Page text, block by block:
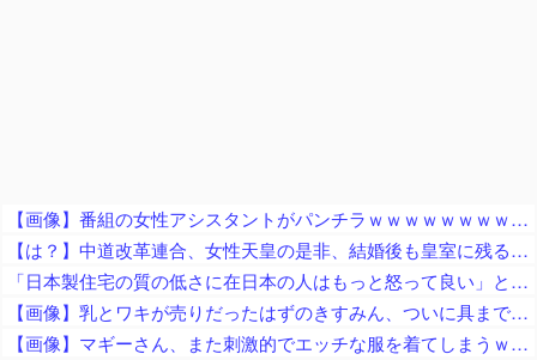
【画像】番組の女性アシスタントがパンチラｗｗｗｗｗｗｗｗｗｗ
【は？】中道改革連合、女性天皇の是非、結婚後も皇室に残る女性皇族の夫と子への皇族身分付与など議論を深めることを確認
「日本製住宅の質の低さに在日本の人はもっと怒って良い」と在米邦人が御忠告、アメリカ製の家屋なら冷房無しでも快適に過ごせて……
【画像】乳とワキが売りだったはずのきすみん、ついに具まで売り出すｗｗｗｗｗ
【画像】マギーさん、また刺激的でエッチな服を着てしまうｗｗｗｗｗ